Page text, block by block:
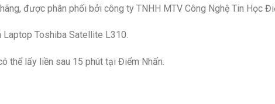
được phân phối bởi công ty TNHH MTV Công Nghệ Tin Học
Laptop Toshiba Satellite L310.
thể lấy liền sau 15 phút tại Điểm Nhấn.